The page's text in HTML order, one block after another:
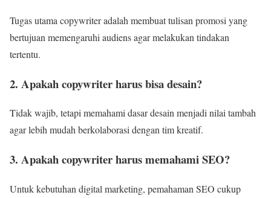
Tugas utama copywriter adalah membuat tulisan promosi yang
bertujuan memengaruhi audiens agar melakukan tindakan
tertentu.
2. Apakah copywriter harus bisa desain?
Tidak wajib, tetapi memahami dasar desain menjadi nilai tambah
agar lebih mudah berkolaborasi dengan tim kreatif.
3. Apakah copywriter harus memahami SEO?
Untuk kebutuhan digital marketing, pemahaman SEO cukup